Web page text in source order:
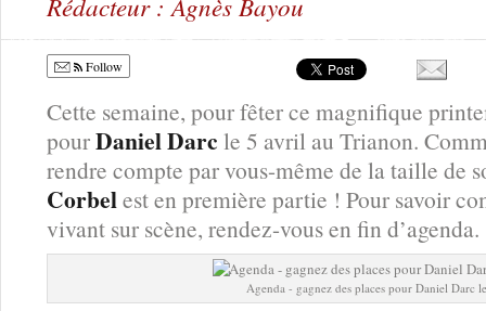
Follow
Cette semaine, pour fêter ce magnifique
pourDaniel Darc le 5 avril au Trianon.
rendre compte par vous-même de la taille de
Corbelest en première partie ! Pour savoir
vivant sur scène, rendez-vous en fin d’agenda.
Agenda - gagnez des places pour Daniel Darc